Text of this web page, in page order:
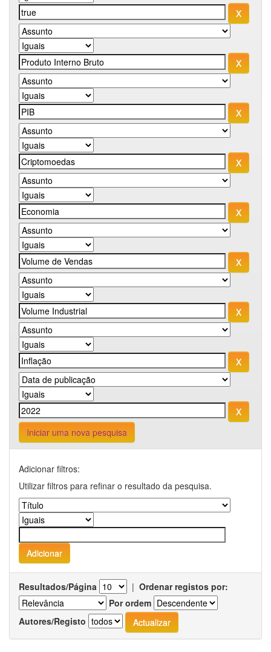
Iniciar uma nova pesquisa
Adicionar filtros:
Utilizar filtros para refinar o resultado da pesquisa.
Resultados/Página | Ordenar registos por:
Por ordem
Autores/Registo